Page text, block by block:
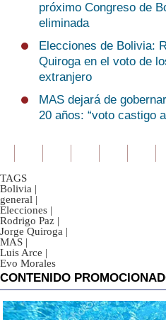
próximo Congreso de
eliminada
Elecciones de Bolivia:
Quiroga en el voto de
extranjero
MAS dejará de
20 años: “voto castigo
TAGS
Bolivia |
general |
Elecciones |
Rodrigo Paz |
Jorge Quiroga |
MAS |
Luis Arce |
Evo Morales